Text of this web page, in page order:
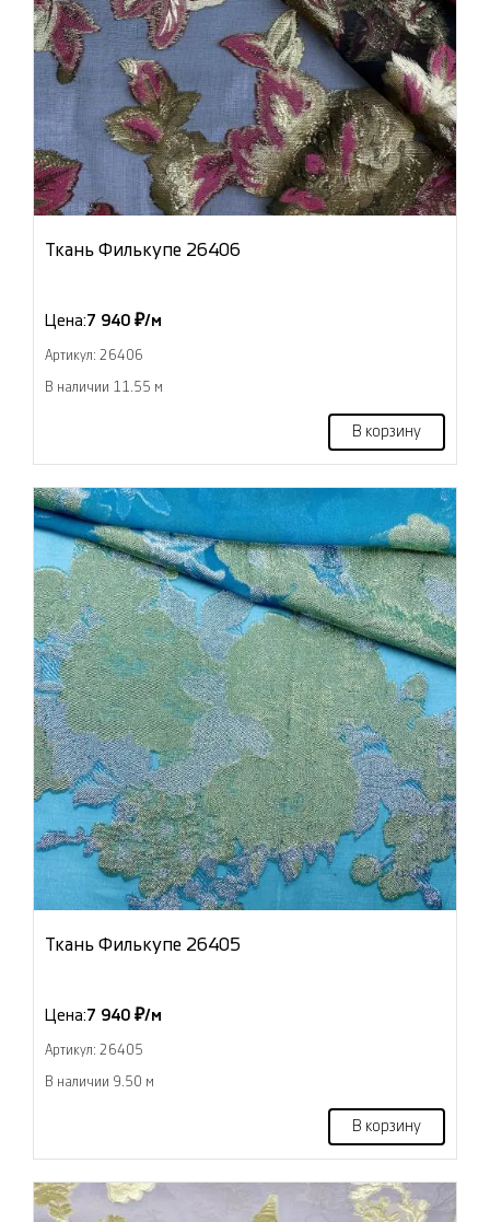
Ткань Филькупе 26406
Цена:7 940 ₽/м
Артикул: 26406
В наличии 11.55 м
В корзину
Ткань Филькупе 26405
Цена:7 940 ₽/м
Артикул: 26405
В наличии 9.50 м
В корзину